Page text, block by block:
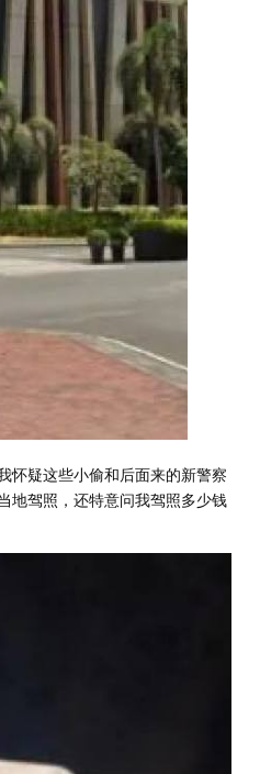
怀疑这些小偷和后面来的新警察
地驾照，还特意问我驾照多少钱